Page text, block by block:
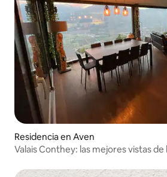
Residencia en Aven
Valais Conthey: las mejores vistas de